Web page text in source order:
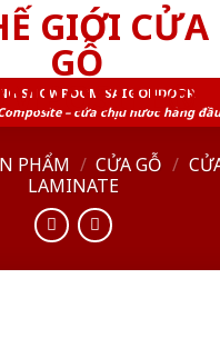
SHOWROOM SAIGONDOOR
– cửa chịu nước hàng
PHẨM / CỬA GỖ /
LAMINATE